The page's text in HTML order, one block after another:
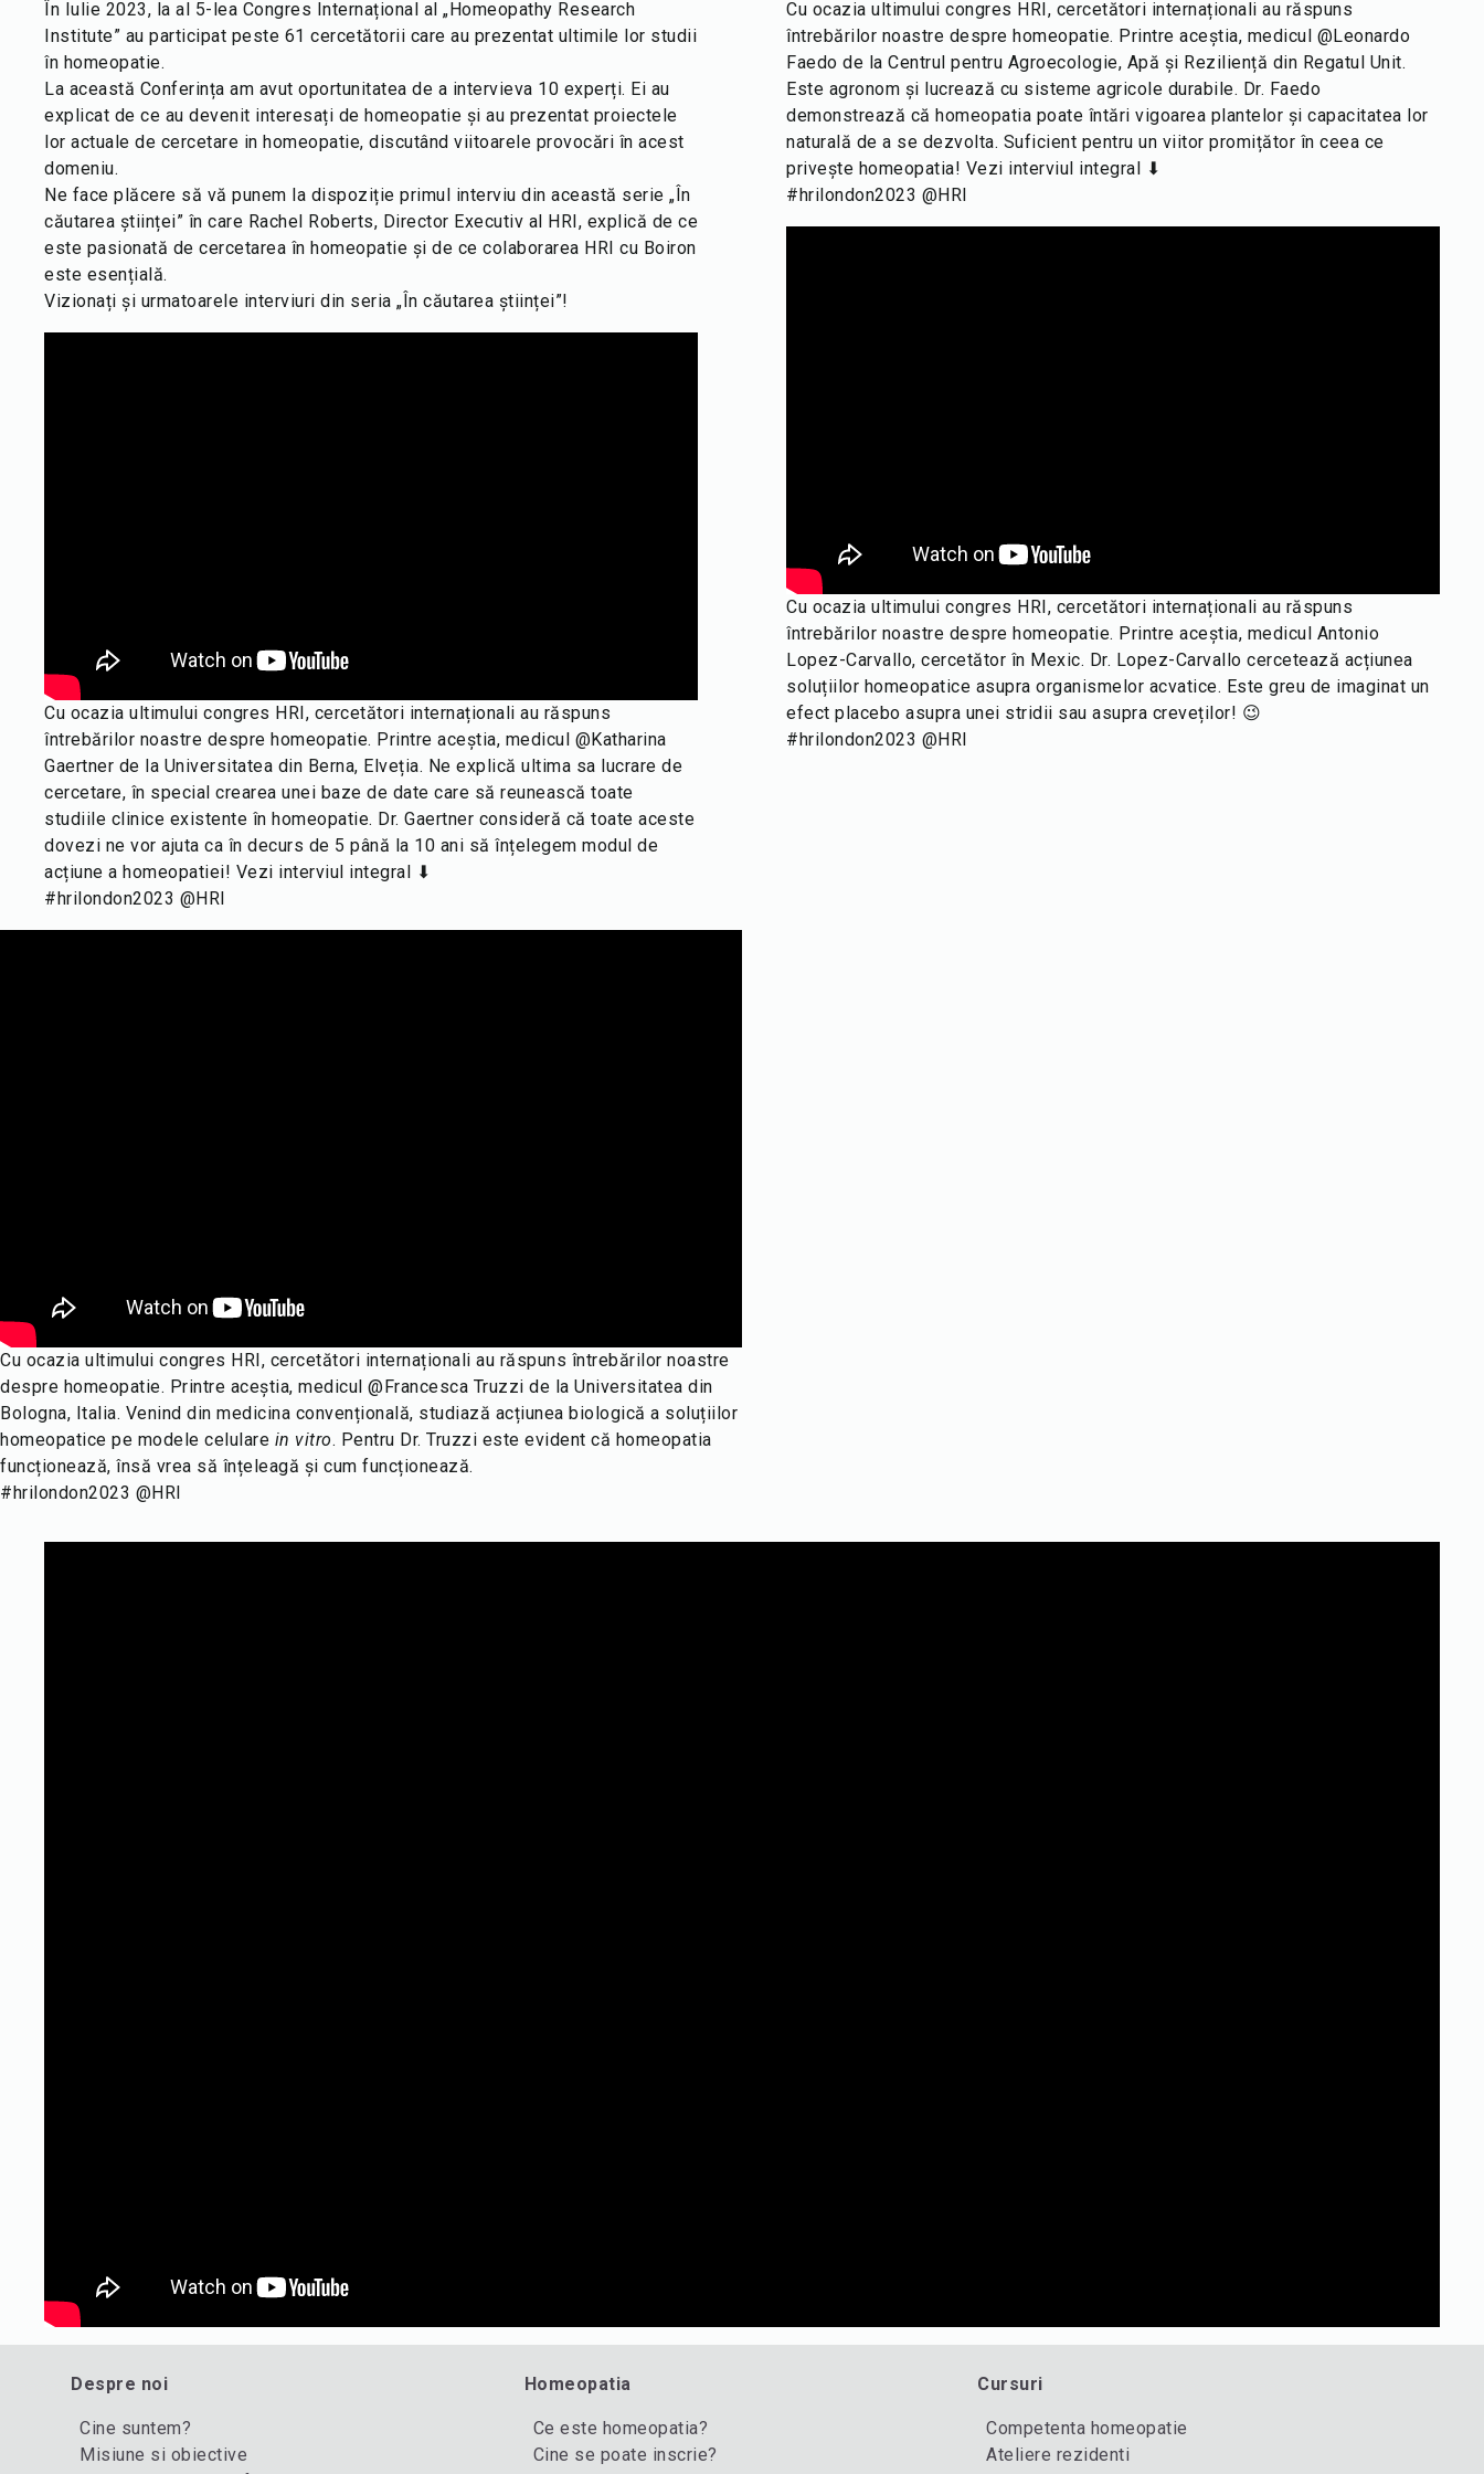
În Iulie 2023, la al 5-lea Congres Internațional al „Homeopathy Research
Institute” au participat peste 61 cercetătorii care au prezentat ultimile lor studii
în homeopatie.
La această Conferința am avut oportunitatea de a intervieva 10 experți. Ei au
explicat de ce au devenit interesați de homeopatie și au prezentat proiectele
lor actuale de cercetare in homeopatie, discutând viitoarele provocări în acest
domeniu.
Ne face plăcere să vă punem la dispoziție primul interviu din această serie „În
căutarea științei” în care Rachel Roberts, Director Executiv al HRI, explică de ce
este pasionată de cercetarea în homeopatie și de ce colaborarea HRI cu Boiron
este esențială.
Vizionați și urmatoarele interviuri din seria „În căutarea științei”!
Cu ocazia ultimului congres HRI, cercetători internaționali au răspuns
întrebărilor noastre despre homeopatie. Printre aceștia, medicul @Katharina
Gaertner de la Universitatea din Berna, Elveția. Ne explică ultima sa lucrare de
cercetare, în special crearea unei baze de date care să reunească toate
studiile clinice existente în homeopatie. Dr. Gaertner consideră că toate aceste
dovezi ne vor ajuta ca în decurs de 5 până la 10 ani să înțelegem modul de
acțiune a homeopatiei! Vezi interviul integral ⬇
#hrilondon2023 @HRI
Cu ocazia ultimului congres HRI, cercetători internaționali au răspuns întrebărilor noastre
despre homeopatie. Printre aceștia, medicul @Francesca Truzzi de la Universitatea din
Bologna, Italia. Venind din medicina convențională, studiază acțiunea biologică a soluțiilor
homeopatice pe modele celulare in vitro. Pentru Dr. Truzzi este evident că homeopatia
funcționează, însă vrea să înțeleagă și cum funcționează.
#hrilondon2023 @HRI
Cu ocazia ultimului congres HRI, cercetători internaționali au răspuns
întrebărilor noastre despre homeopatie. Printre aceștia, medicul @Leonardo
Faedo de la Centrul pentru Agroecologie, Apă și Reziliență din Regatul Unit.
Este agronom și lucrează cu sisteme agricole durabile. Dr. Faedo
demonstrează că homeopatia poate întări vigoarea plantelor și capacitatea lor
naturală de a se dezvolta. Suficient pentru un viitor promițător în ceea ce
privește homeopatia! Vezi interviul integral ⬇
#hrilondon2023 @HRI
Cu ocazia ultimului congres HRI, cercetători internaționali au răspuns
întrebărilor noastre despre homeopatie. Printre aceștia, medicul Antonio
Lopez-Carvallo, cercetător în Mexic. Dr. Lopez-Carvallo cercetează acțiunea
soluțiilor homeopatice asupra organismelor acvatice. Este greu de imaginat un
efect placebo asupra unei stridii sau asupra creveților! 😉
#hrilondon2023 @HRI
Despre noi
Cine suntem?
Misiune si obiective
Homeopatia
Ce este homeopatia?
Cine se poate inscrie?
Cursuri
Competenta homeopatie
Ateliere rezidenti